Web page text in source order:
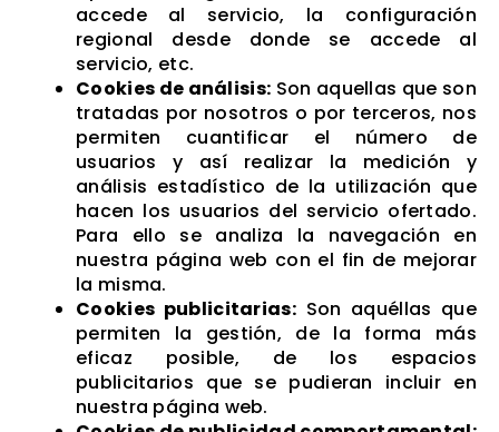
accede al servicio, la configuración
regional desde donde se accede al
servicio, etc.
Cookies de análisis: Son aquellas que son
tratadas por nosotros o por terceros, nos
permiten cuantificar el número de
usuarios y así realizar la medición y
análisis estadístico de la utilización que
hacen los usuarios del servicio ofertado.
Para ello se analiza la navegación en
nuestra página web con el fin de mejorar
la misma.
Cookies publicitarias:Son aquéllas que
permiten la gestión, de la forma más
eficaz posible, de los espacios
publicitarios que se pudieran incluir en
nuestra página web.